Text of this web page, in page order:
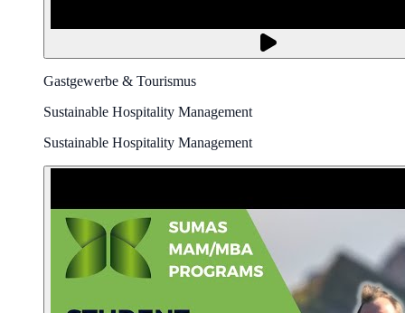
Gastgewerbe & Tourismus
Sustainable Hospitality Management
Sustainable Hospitality Management